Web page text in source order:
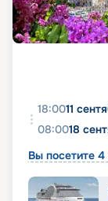
18:0011
08:0018
Вы посетите